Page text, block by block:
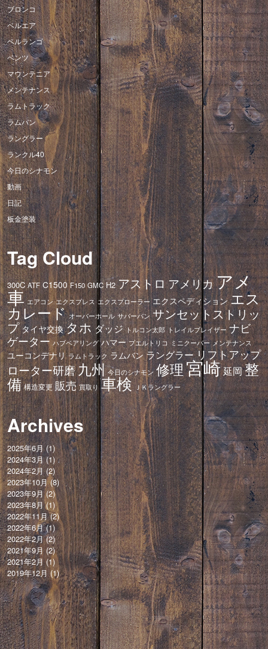
ブロンコ
ベルエア
ベルランゴ
ベンツ
マウンテニア
メンテナンス
ラムトラック
ラムバン
ラングラー
ランクル40
今日のシナモン
動画
日記
板金塗装
Tag Cloud
300C ATF C1500 F150 GMC H2 アストロアメリカアメ
車 エアコン エクスプレス エクスプローラー エクスペディション エス
カレード オーバーホール サバーバン サンセットストリッ
プタイヤ交換タホ ダッジ トルコン太郎 トレイルブレイザー ナビ
ゲーター ハブベアリング ハマー プエルトリコ ミニクーパー メンテナンス
ユーコンデナリ ラムトラック ラムバン ラングラー リフトアップ
ローター研磨九州 今日のシナモン 修理宮崎延岡整
備 構造変更 販売 買取り 車検 ＪＫラングラー
Archives
2025年6月(1)
2024年3月(1)
2024年2月(2)
2023年10月(8)
2023年9月(2)
2023年8月(1)
2022年11月(2)
2022年6月(1)
2022年2月(2)
2021年9月 (2)
2021年2月(1)
2019年12月(1)